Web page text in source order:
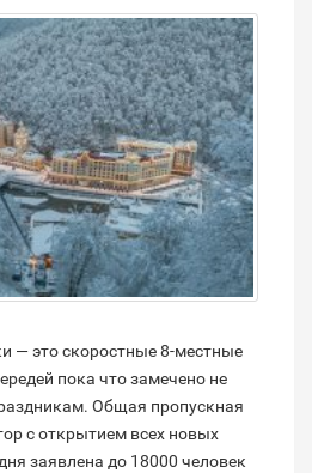
— это скоростные 8-местные
пока что замечено не
Общая пропускная
с открытием всех новых
заявлена до 18000 человек